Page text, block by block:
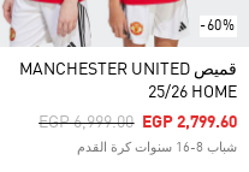
-60%
قميص MANCHESTER UNITED
25/26 HOME
Price Reduced From
EGP 6,999.00ToEGP 2,799.60
شباب 8-16 سنوات كرة القدم